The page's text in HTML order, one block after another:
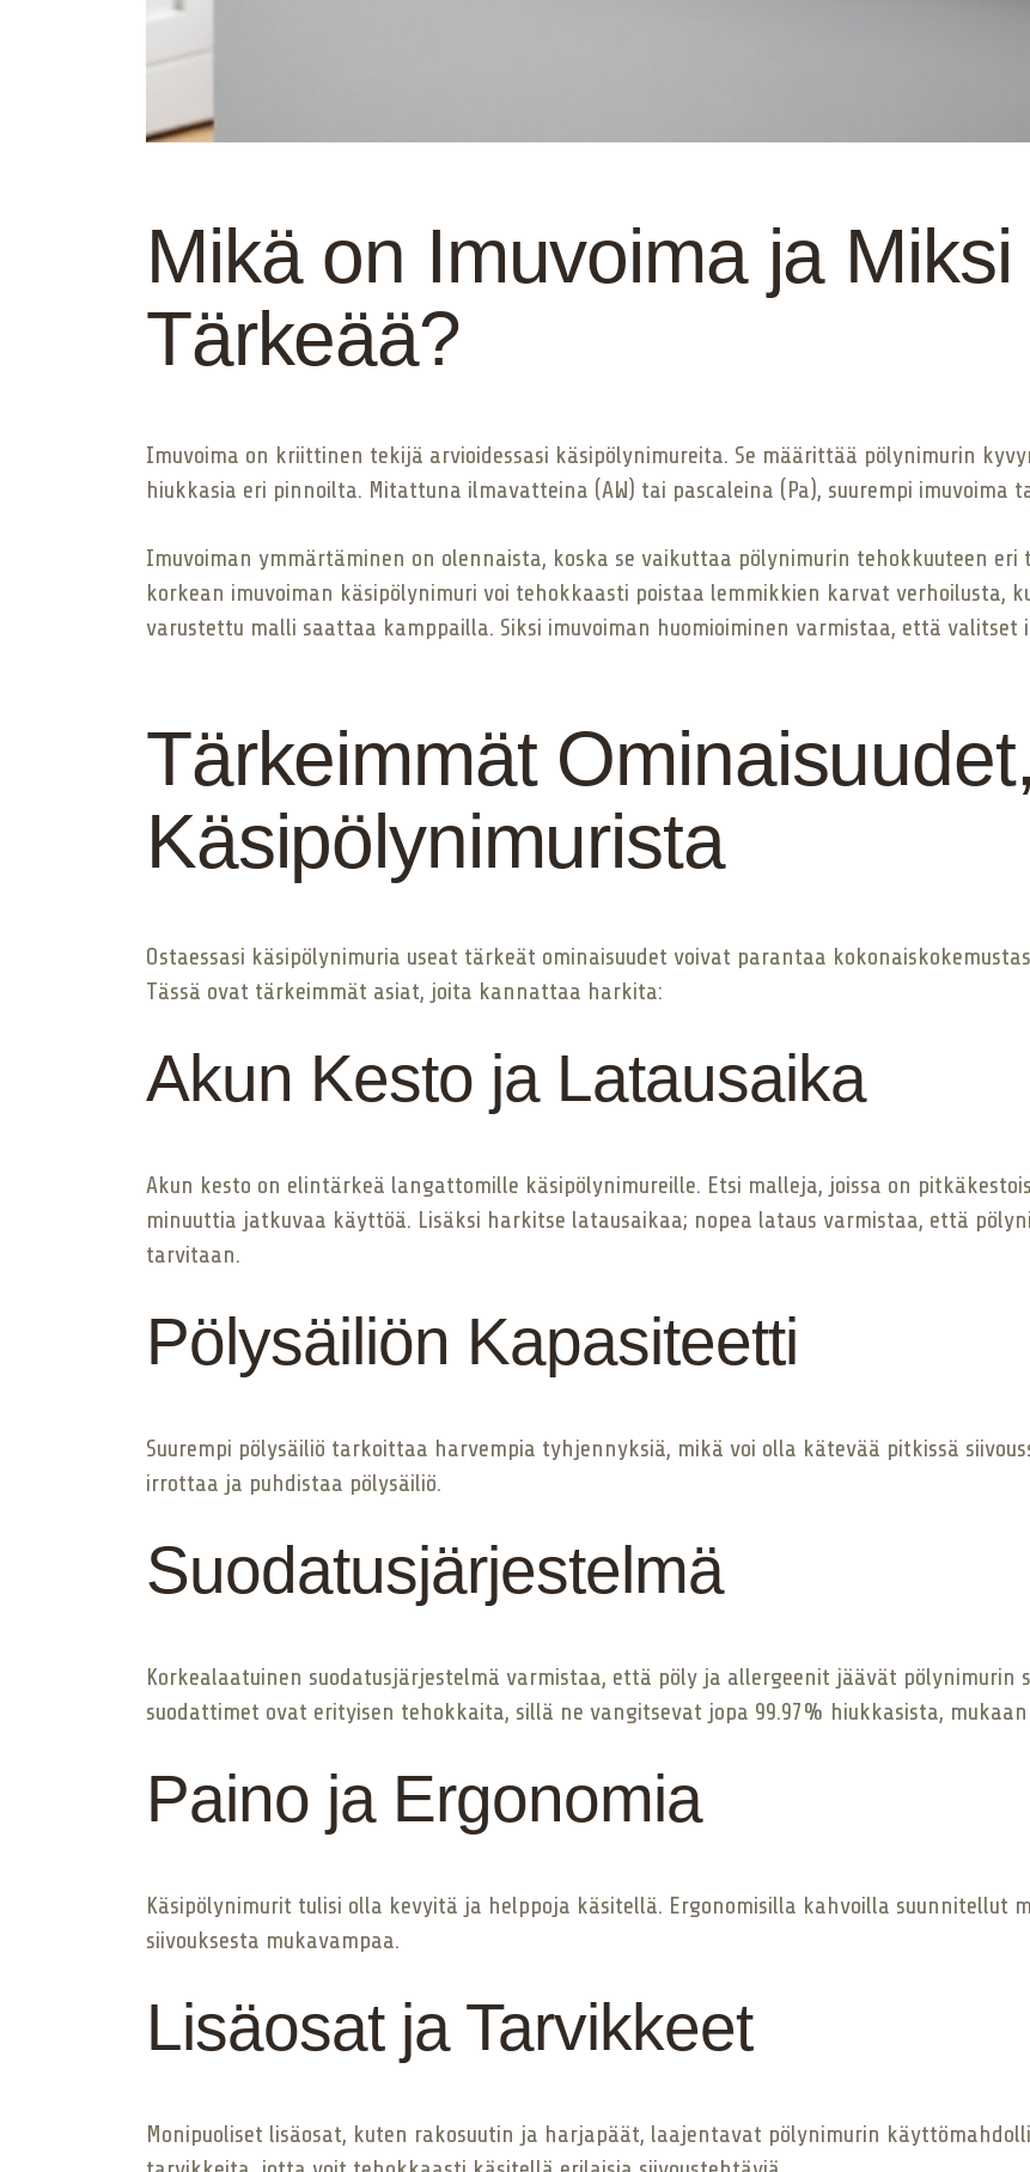
Mikä on Imuvoima ja
Tärkeää?
Imuvoima on kriittinen tekijä arvioidessasi käsipölynimureita. Se määrittää pölynimurin
hiukkasia eri pinnoilta. Mitattuna ilmavatteina (AW) tai pascaleina (Pa), suurempi imuvoima
Imuvoiman ymmärtäminen on olennaista, koska se vaikuttaa pölynimurin tehokkuuteen eri
korkean imuvoiman käsipölynimuri voi tehokkaasti poistaa lemmikkien karvat verhoilusta,
varustettu malli saattaa kamppailla. Siksi imuvoiman huomioiminen varmistaa, että valitset
Tärkeimmät
Käsipölynimurista
Ostaessasi käsipölynimuria useat tärkeät ominaisuudet voivat parantaa
Tässä ovat tärkeimmät asiat, joita kannattaa harkita:
Akun Kesto ja Latausaika
Akun kesto on elintärkeä langattomille käsipölynimureille. Etsi malleja, joissa on
minuuttia jatkuvaa käyttöä. Lisäksi harkitse latausaikaa; nopea lataus varmistaa, että
tarvitaan.
Pölysäiliön Kapasiteetti
Suurempi pölysäiliö tarkoittaa harvempia tyhjennyksiä, mikä voi olla kätevää pitkissä
irrottaa ja puhdistaa pölysäiliö.
Suodatusjärjestelmä
Korkealaatuinen suodatusjärjestelmä varmistaa, että pöly ja allergeenit jäävät pölynimurin
suodattimet ovat erityisen tehokkaita, sillä ne vangitsevat jopa 99.97% hiukkasista,
Paino ja Ergonomia
Käsipölynimurit tulisi olla kevyitä ja helppoja käsitellä. Ergonomisilla kahvoilla
siivouksesta mukavampaa.
Lisäosat ja Tarvikkeet
Monipuoliset lisäosat, kuten rakosuutin ja harjapäät, laajentavat pölynimurin